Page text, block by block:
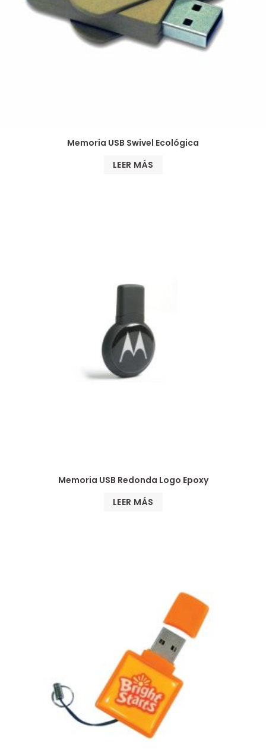
Memoria USB Swivel Ecológica
LEER MÁS
Memoria USB Redonda Logo Epoxy
LEER MÁS